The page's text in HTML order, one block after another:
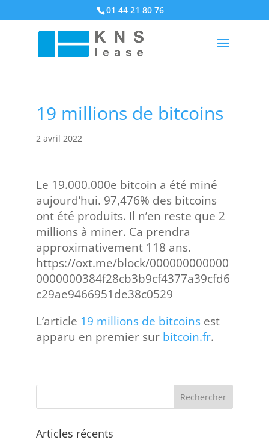
01 44 21 80 76
19 millions de bitcoins
2 avril 2022
Le 19.000.000e bitcoin a été miné
aujourd’hui. 97,476% des bitcoins
ont été produits. Il n’en reste que 2
millions à miner. Ca prendra
approximativement 118 ans.
https://oxt.me/block/000000000000
0000000384f28cb3b9cf4377a39cfd6
c29ae9466951de38c0529
L’article 19 millions de bitcoinsest
apparu en premier sur bitcoin.fr.
Articles récents